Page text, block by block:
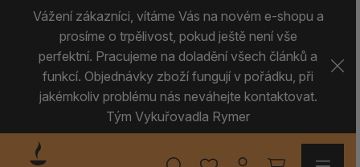
Vážení zákazníci, vítáme Vás na novém e-shopu a
prosíme o trpělivost, pokud ještě není vše
perfektní. Pracujeme na doladění všech článků a
funkcí. Objednávky zboží fungují v pořádku, při
jakémkoliv problému nás neváhejte kontaktovat.
Tým Vykuřovadla Rymer